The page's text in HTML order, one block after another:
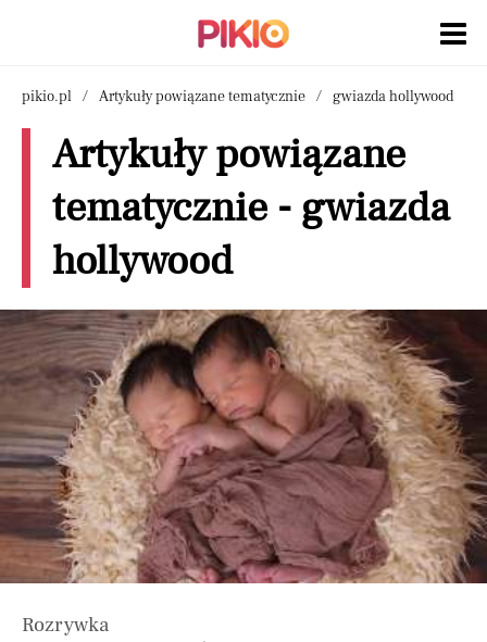
pikio.pl Artykuły powiązane tematycznie gwiazda hollywood
Artykuły powiązane
tematycznie - gwiazda
hollywood
Rozrywka